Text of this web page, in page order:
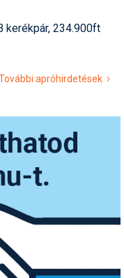
kerékpár, 234.900ft
apróhirdetések